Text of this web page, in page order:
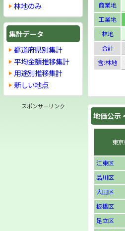
商業地
工業地
林地
合計
含:林地
地価公示
東
江東区
品川区
大田区
板橋区
足立区
林地のみ
集計データ
都道府県別集計
平均金額推移集計
用途別推移集計
新しい地点
スポンサーリンク